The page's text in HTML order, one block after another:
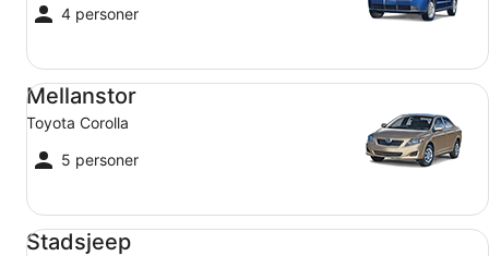
4 personer
Mellanstor
Toyota Corolla
5 personer
Mellanstor Toyota Corolla
Stadsjeep
Stadsjeep Jeep Compass